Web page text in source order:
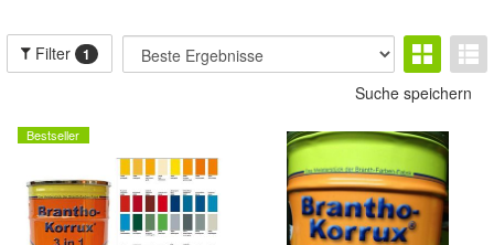
Filter 1
Suche speichern
Bestseller